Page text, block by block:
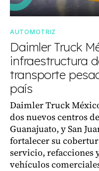
AUTOMOTRIZ
Daimler Truck
infraestructura
transporte
país
Daimler Truck
dos nuevos centros
Guanajuato, y San
fortalecer su
servicio, refacciones
vehículos